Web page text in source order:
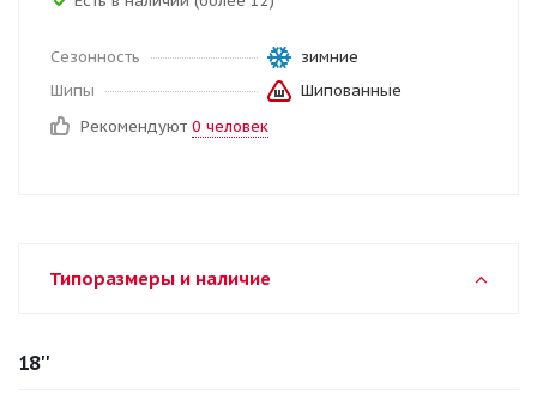
Сезонность
зимние
Шипы
Шипованные
Рекомендуют 0 человек
Типоразмеры и наличие
18''